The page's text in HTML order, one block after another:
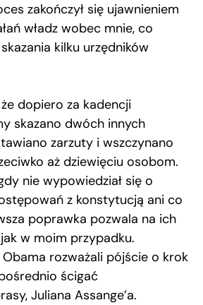
zakończył się ujawnieniem
władz wobec mnie, co
kilku urzędników
dopiero za kadencji
skazano dwóch innych
zarzuty i wszczynano
aż dziewięciu osobom.
nie wypowiedział się o
z konstytucją ani co
poprawka pozwala na ich
w moim przypadku.
Obama rozważali pójście o krok
ścigać
Juliana Assange’a.